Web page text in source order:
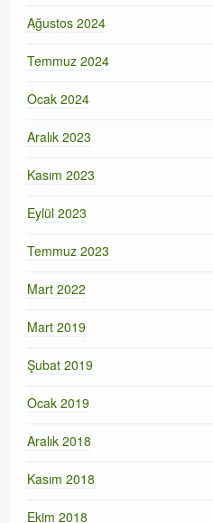
Ağustos 2024
Temmuz 2024
Ocak 2024
Aralık 2023
Kasım 2023
Eylül 2023
Temmuz 2023
Mart 2022
Mart 2019
Şubat 2019
Ocak 2019
Aralık 2018
Kasım 2018
Ekim 2018